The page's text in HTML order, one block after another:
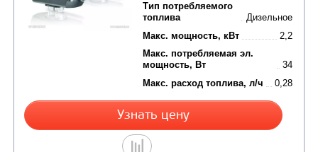
Цена по запросу
Напяжение питания, В
Тип потребляемого
топлива
Макс. мощность, кВт
Макс. потребляемая эл.